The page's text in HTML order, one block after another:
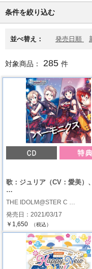
条件を絞り込む
並べ替え： 発売日順
対象商品： 285 件
歌：ジュリア（CV：愛美）
…
THE IDOLM@STER C …
発売日：2021/03/17
￥1,650
（税込）